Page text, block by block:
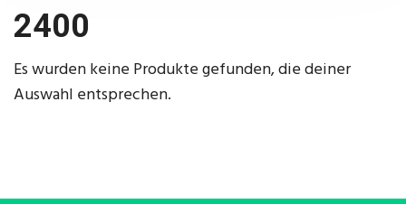
2400
Es wurden keine Produkte gefunden, die deiner
Auswahl entsprechen.